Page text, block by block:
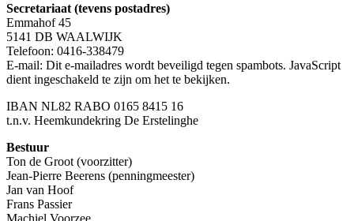
Secretariaat (tevens postadres)
Emmahof 45
5141 DB WAALWIJK
Telefoon: 0416-338479
E-mail: Dit e-mailadres wordt beveiligd tegen spambots. JavaScript
dient ingeschakeld te zijn om het te bekijken.
IBAN NL82 RABO 0165 8415 16
t.n.v. Heemkundekring De Erstelinghe
Bestuur
Ton de Groot (voorzitter)
Jean-Pierre Beerens (penningmeester)
Jan van Hoof
Frans Passier
Machiel Voorzee